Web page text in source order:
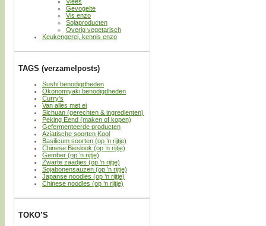
Vlees
Gevogelte
Vis enzo
Sojaproducten
Overig vegetarisch
Keukengerei, kennis enzo
TAGS (verzamelposts)
Sushi benodigdheden
Okonomiyaki benodigdheden
Curry’s
Van alles met ei
Sichuan (gerechten & ingredienten)
Peking Eend (maken of kopen)
Gefermenteerde producten
Aziatische soorten Kool
Basilicum soorten (op ’n rijtje)
Chinese Bieslook (op ’n rijtje)
Gember (op ’n rijtje)
Zwarte zaadjes (op ’n rijtje)
Sojabonensauzen (op ’n rijtje)
Japanse noodles (op ’n rijtje)
Chinese noodles (op ’n rijtje)
TOKO’S